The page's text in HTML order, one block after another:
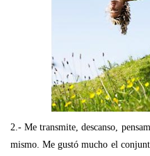
2.- Me transmite, descanso,
mismo. Me gustó mucho el